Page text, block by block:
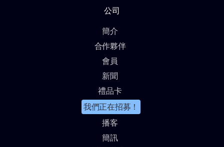
公司
簡介
合作夥伴
會員
新聞
禮品卡
我們正在招募！
播客
簡訊